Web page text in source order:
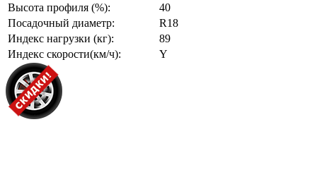
Высота профиля (%):
40
Посадочный диаметр:
R18
Индекс нагрузки (кг):
89
Индекс скорости(км/ч):
Y